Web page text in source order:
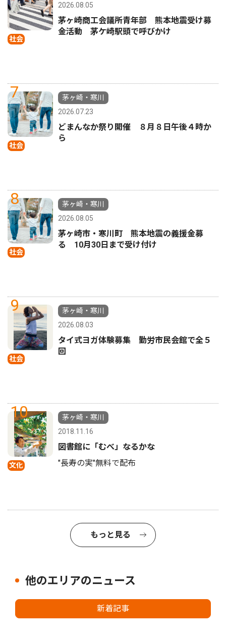
社会
2026.08.05
茅ヶ崎商工会議所青年部 熊本地震受け募
金活動 茅ケ崎駅頭で呼びかけ
7
社会
茅ヶ崎・寒川
2026.07.23
どまんなか祭り開催 ８月８日午後４時か
ら
8
社会
茅ヶ崎・寒川
2026.08.05
茅ヶ崎市・寒川町 熊本地震の義援金募
る 10月30日まで受け付け
9
社会
茅ヶ崎・寒川
2026.08.03
タイ式ヨガ体験募集 勤労市民会館で全５
回
10
文化
茅ヶ崎・寒川
2018.11.16
図書館に「むべ」なるかな
"長寿の実"無料で配布
もっと見る
他のエリアのニュース
新着記事